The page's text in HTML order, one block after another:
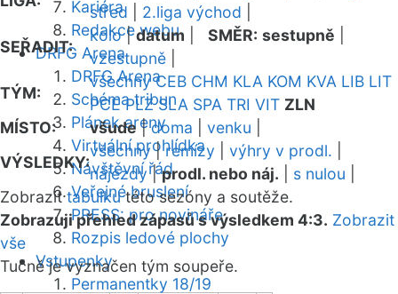
Kariéra
Redakce webu
DRFG Arena
DRFG Arena
Schéma tribun
Plánek areny
Virtuální prohlídka
Návštěvní řád
Veřejné bruslení
PRESS: pro novináře
Rozpis ledové plochy
Vstupenky
Permanentky 18/19
střed
2.liga východ
SEŘADIT:
kolo|datum SMĚR: sestupně
vzestupně
TÝM:
všechny CEB CHM KLA KOM KVA LIB LIT
PCE PLZ SLA SPA TRI VIT ZLN
MÍSTO:
všude|doma venku
VÝSLEDKY:
všechny|remízy výhry v prodl.
nájezdy|prodl. nebo náj. s nulou
Zobrazittabulkutéto sezóny a soutěže.
Zobrazuji přehled zápasů s výsledkem 4:3. Zobrazit
vše
Tučně je vyznačen tým soupeře.